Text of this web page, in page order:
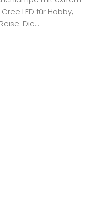
LED für Hobby,
Die...